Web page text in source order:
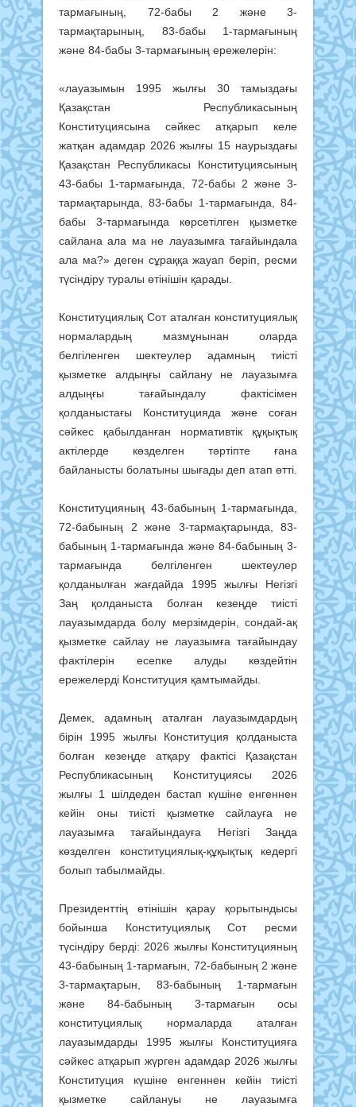
тармағының, 72-бабы 2 және 3-
тармақтарының, 83-бабы 1-тармағының
және 84-бабы 3-тармағының ережелерін:
«лауазымын 1995 жылғы 30 тамыздағы
Қазақстан Республикасының
Конституциясына сәйкес атқарып келе
жатқан адамдар 2026 жылғы 15 наурыздағы
Қазақстан Республикасы Конституциясының
43-бабы 1-тармағында, 72-бабы 2 және 3-
тармақтарында, 83-бабы 1-тармағында, 84-
бабы 3-тармағында көрсетілген қызметке
сайлана ала ма не лауазымға тағайындала
ала ма?» деген сұраққа жауап беріп, ресми
түсіндіру туралы өтінішін қарады.
Конституциялық Сот аталған конституциялық
нормалардың мазмұнынан оларда
белгіленген шектеулер адамның тиісті
қызметке алдыңғы сайлану не лауазымға
алдыңғы тағайындалу фактісімен
қолданыстағы Конституцияда және соған
сәйкес қабылданған нормативтік құқықтық
актілерде көзделген тәртіпте ғана
байланысты болатыны шығады деп атап өтті.
Конституцияның 43-бабының 1-тармағында,
72-бабының 2 және 3-тармақтарында, 83-
бабының 1-тармағында және 84-бабының 3-
тармағында белгіленген шектеулер
қолданылған жағдайда 1995 жылғы Негізгі
Заң қолданыста болған кезеңде тиісті
лауазымдарда болу мерзімдерін, сондай-ақ
қызметке сайлау не лауазымға тағайындау
фактілерін есепке алуды көздейтін
ережелерді Конституция қамтымайды.
Демек, адамның аталған лауазымдардың
бірін 1995 жылғы Конституция қолданыста
болған кезеңде атқару фактісі Қазақстан
Республикасының Конституциясы 2026
жылғы 1 шілдеден бастап күшіне енгеннен
кейін оны тиісті қызметке сайлауға не
лауазымға тағайындауға Негізгі Заңда
көзделген конституциялық-құқықтық кедергі
болып табылмайды.
Президенттің өтінішін қарау қорытындысы
бойынша Конституциялық Сот ресми
түсіндіру берді: 2026 жылғы Конституцияның
43-бабының 1-тармағын, 72-бабының 2 және
3-тармақтарын, 83-бабының 1-тармағын
және 84-бабының 3-тармағын осы
конституциялық нормаларда аталған
лауазымдарды 1995 жылғы Конституцияға
сәйкес атқарып жүрген адамдар 2026 жылғы
Конституция күшіне енгеннен кейін тиісті
қызметке сайлануы не лауазымға